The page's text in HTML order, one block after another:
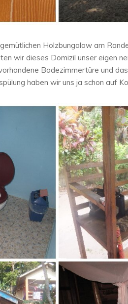
Holzbungalow am
wir dieses Domizil unser eigen
Badezimmertüre und
haben wir uns ja schon auf